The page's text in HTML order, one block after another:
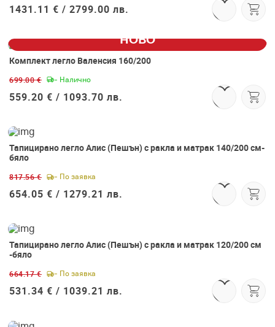
1431.11 € / 2799.00 лв.
-19%
НОВО
Комплект легло Валенсия 160/200
699.00 € - Налично
559.20 € / 1093.70 лв.
-19%
Тапицирано легло Алис (Пешън) с ракла и матрак 140/200 см-
бяло
817.56 € - По заявка
654.05 € / 1279.21 лв.
-19%
Тапицирано легло Алис (Пешън) с ракла и матрак 120/200 см
-бяло
664.17 € - По заявка
531.34 € / 1039.21 лв.